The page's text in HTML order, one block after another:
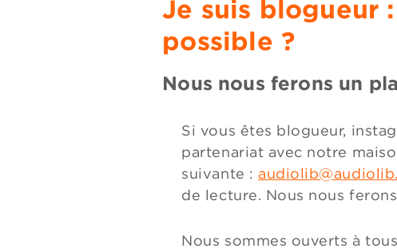
Je suis blogueur
possible ?
Nous nous ferons un
Si vous êtes blogueur,
partenariat avec notre
suivante :
de lecture. Nous nous
Nous sommes ouverts à